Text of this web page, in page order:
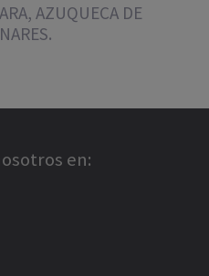
AZUQUECA DE
en: